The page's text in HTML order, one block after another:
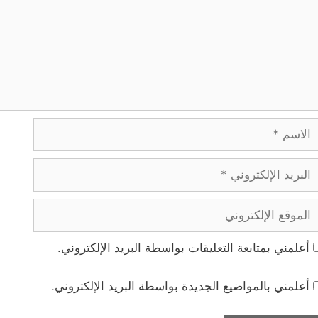
أعلمني بمتابعة التعليقات بواسطة البريد الإلكتروني.
أعلمني بالمواضيع الجديدة بواسطة البريد الإلكتروني.